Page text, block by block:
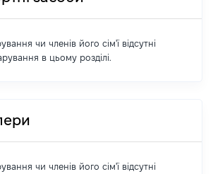
чи членів його сім'ї відсутні
в цьому розділі.
чи членів його сім'ї відсутні